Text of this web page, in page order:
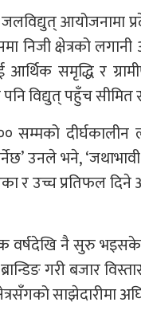
आयोजनामा
निजी क्षेत्रको
समृद्धि र
विद्युत् पहुँच
सम्मको दीर्घकालीन
उनले भने, ‘जथाभावी
र उच्च प्रतिफल
वर्षदेखि नै सुरु
गरी बजार
साझेदारीमा